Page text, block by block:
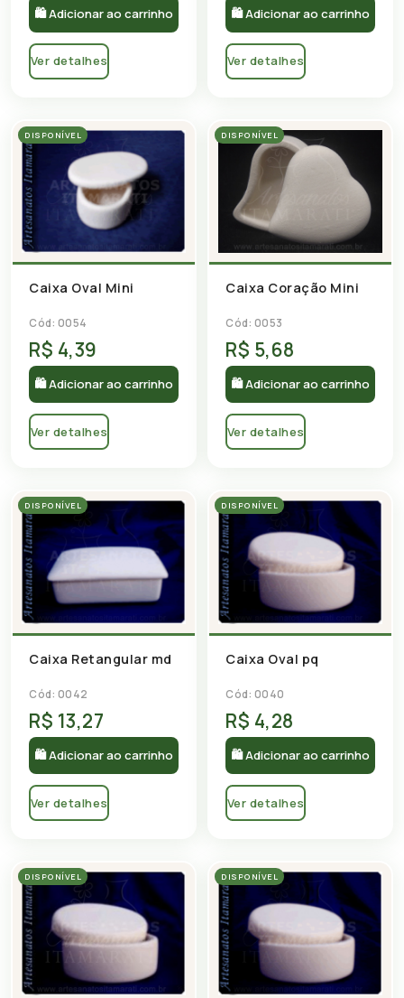
🛍 Adicionar ao carrinho
Ver detalhes
🛍 Adicionar ao carrinho
Ver detalhes
DISPONÍVEL
Caixa Oval Mini
Cód: 0054
R$ 4,39
🛍 Adicionar ao carrinho
Ver detalhes
DISPONÍVEL
Caixa Coração Mini
Cód: 0053
R$ 5,68
🛍 Adicionar ao carrinho
Ver detalhes
DISPONÍVEL
Caixa Retangular md
Cód: 0042
R$ 13,27
🛍 Adicionar ao carrinho
Ver detalhes
DISPONÍVEL
Caixa Oval pq
Cód: 0040
R$ 4,28
🛍 Adicionar ao carrinho
Ver detalhes
DISPONÍVEL DISPONÍVEL